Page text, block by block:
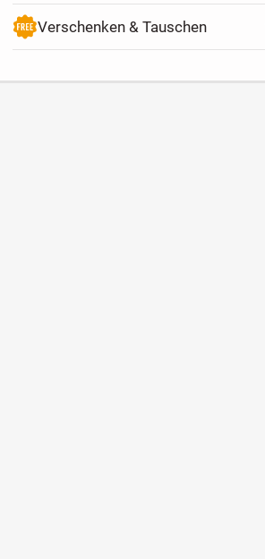
Verschenken & Tauschen